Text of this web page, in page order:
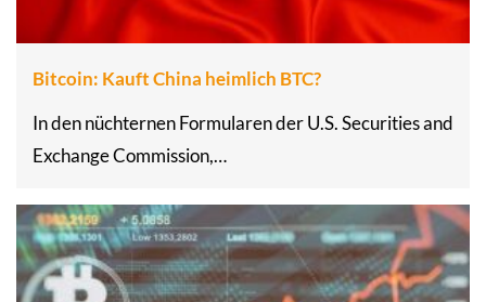
Bitcoin: Kauft China heimlich BTC?
In den nüchternen Formularen der U.S. Securities and
Exchange Commission,…